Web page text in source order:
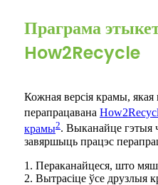
Праграма
How2Recycle
Кожная версія крамы,
перапрацавана
крамы2. Выканайце гэтыя
завяршыць працэс
1. Пераканайцеся, што
2. Вытрасіце ўсе друзлыя